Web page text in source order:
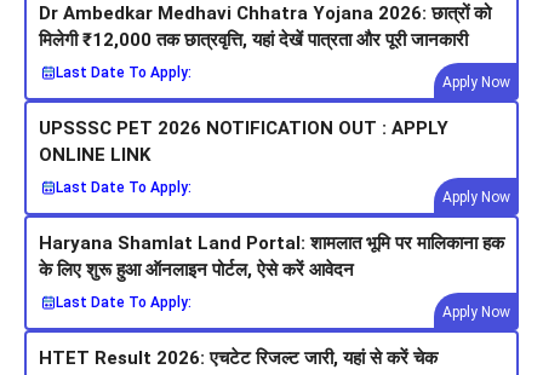
Dr Ambedkar Medhavi Chhatra Yojana 2026: छात्रों को
मिलेगी ₹12,000 तक छात्रवृत्ति, यहां देखें पात्रता और पूरी जानकारी
Last Date To Apply:
Apply Now
UPSSSC PET 2026 NOTIFICATION OUT : APPLY
ONLINE LINK
Last Date To Apply:
Apply Now
Haryana Shamlat Land Portal: शामलात भूमि पर मालिकाना हक
के लिए शुरू हुआ ऑनलाइन पोर्टल, ऐसे करें आवेदन
Last Date To Apply:
Apply Now
HTET Result 2026: एचटेट रिजल्ट जारी, यहां से करें चेक